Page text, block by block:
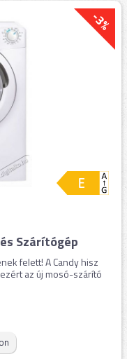
-3%
Szárítógép
felett! A Candy hisz
az új mosó-szárító